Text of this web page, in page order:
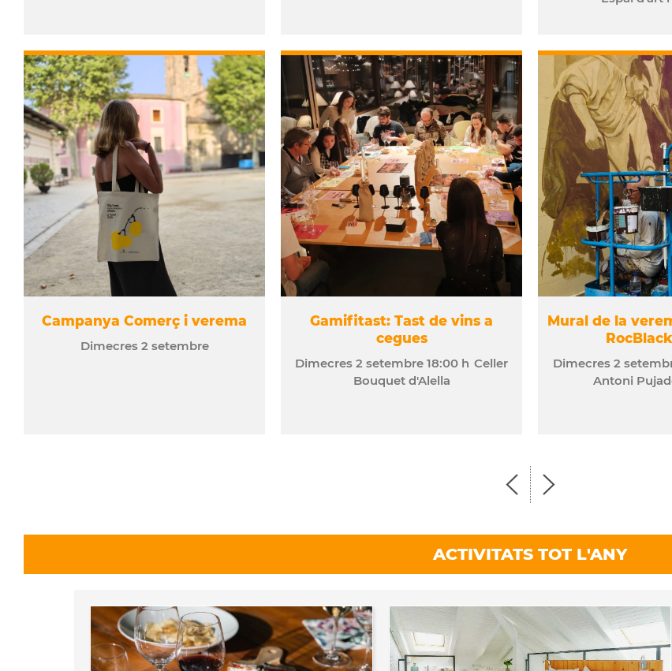
Campanya Comerç i verema
Dimecres 2 setembre
Gamifitast: Tast de vins a
cegues
Dimecres 2 setembre 18:00 h Celler
Bouquet d'Alella
Mural de la
Dimecres 2
Antoni
ACTIVITATS TOT L'ANY